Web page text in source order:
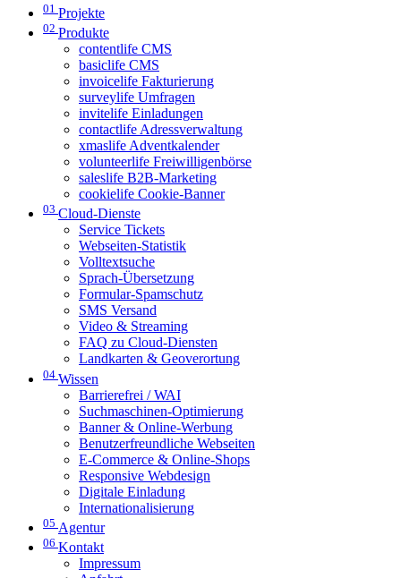
01 Projekte
02 Produkte
contentlife CMS
basiclife CMS
invoicelife Fakturierung
surveylife Umfragen
invitelife Einladungen
contactlife Adressverwaltung
xmaslife Adventkalender
volunteerlife Freiwilligenbörse
saleslife B2B-Marketing
cookielife Cookie-Banner
03 Cloud-Dienste
Service Tickets
Webseiten-Statistik
Volltextsuche
Sprach-Übersetzung
Formular-Spamschutz
SMS Versand
Video & Streaming
FAQ zu Cloud-Diensten
Landkarten & Geoverortung
04 Wissen
Barrierefrei / WAI
Suchmaschinen-Optimierung
Banner & Online-Werbung
Benutzerfreundliche Webseiten
E-Commerce & Online-Shops
Responsive Webdesign
Digitale Einladung
Internationalisierung
05 Agentur
06 Kontakt
Impressum